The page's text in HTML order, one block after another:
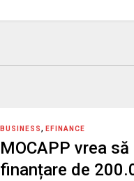
BUSINESS, EFINANCE
MOCAPP vrea
finanțare de